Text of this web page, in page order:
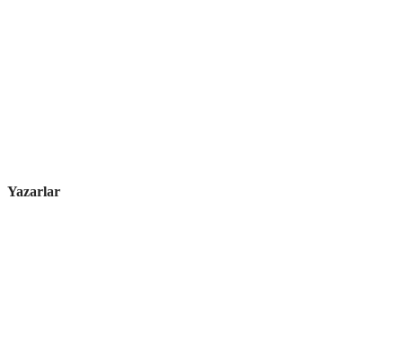
Yazarlar